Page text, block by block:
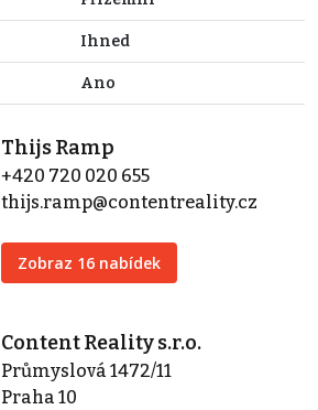
Ihned
Ano
Thijs Ramp
+420 720 020 655
thijs.ramp@contentreality.cz
Zobraz 16 nabídek
Content Reality s.r.o.
Průmyslová 1472/11
Praha 10